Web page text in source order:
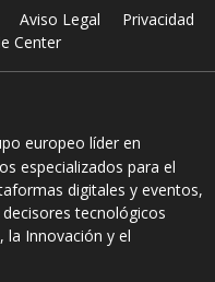
Aviso Legal
Privacidad
Center
europeo líder en
especializados para el
digitales y eventos,
tecnológicos
la Innovación y el